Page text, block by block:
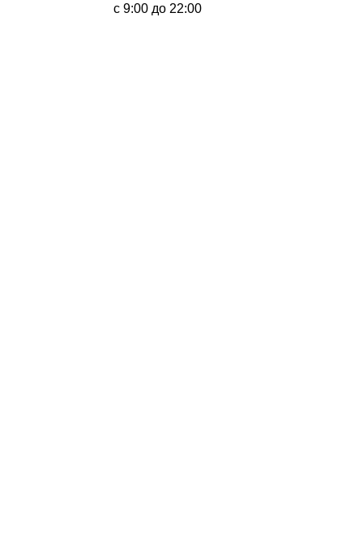
с 9:00 до 22:00